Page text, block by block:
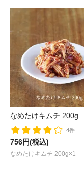
なめたけキムチ 200g
4件
756円(税込)
なめたけキムチ 200g×1